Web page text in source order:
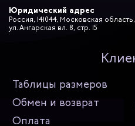
Юридический адрес
Россия, 141044, Московская
ул. Ангарская вл. 8, стр. 15
Таблицы размеров
Обмен и возврат
Оплата